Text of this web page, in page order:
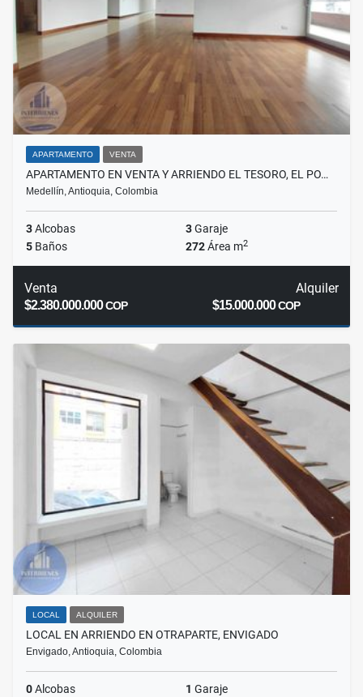
APARTAMENTO VENTA
APARTAMENTO EN VENTA Y ARRIENDO EL TESORO, EL PO…
Medellín, Antioquia, Colombia
3Alcobas 3Garaje
5 Baños 272Área m2
Venta
$2.380.000.000COP
Alquiler
$15.000.000COP
LOCAL ALQUILER
LOCAL EN ARRIENDO EN OTRAPARTE, ENVIGADO
Envigado, Antioquia, Colombia
0Alcobas 1 Garaje